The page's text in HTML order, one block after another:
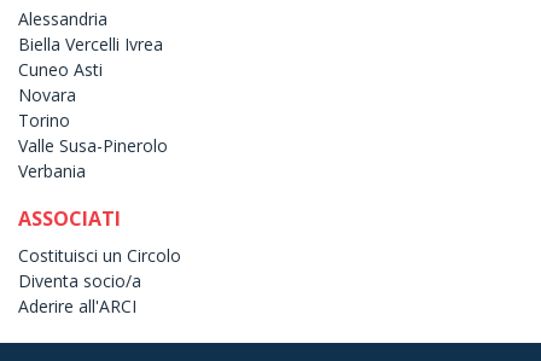
Alessandria
Biella Vercelli Ivrea
Cuneo Asti
Novara
Torino
Valle Susa-Pinerolo
Verbania
ASSOCIATI
Costituisci un Circolo
Diventa socio/a
Aderire all'ARCI